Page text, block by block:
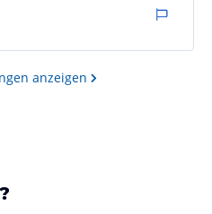
anzeigen